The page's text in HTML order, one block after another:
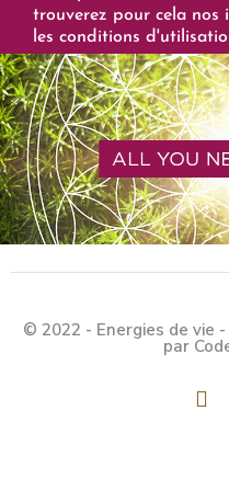
trouverez pour cela nos
les conditions
© 2022 - Energies de vie
par